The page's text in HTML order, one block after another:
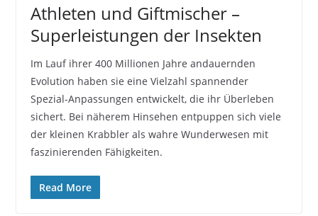
Athleten und Giftmischer –
Superleistungen der Insekten
Im Lauf ihrer 400 Millionen Jahre andauernden
Evolution haben sie eine Vielzahl spannender
Spezial-Anpassungen entwickelt, die ihr Überleben
sichert. Bei näherem Hinsehen entpuppen sich viele
der kleinen Krabbler als wahre Wunderwesen mit
faszinierenden Fähigkeiten.
Read More